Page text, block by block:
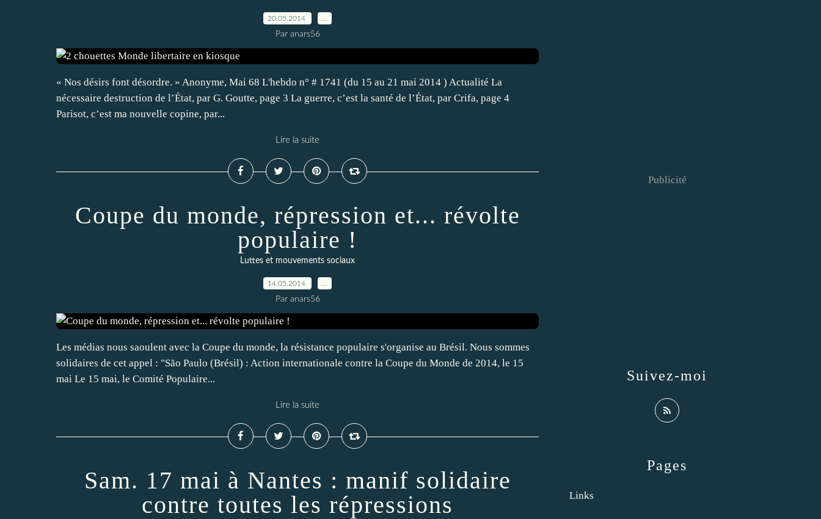
20.05.2014
Par anars56
« Nos désirs font désordre. » Anonyme, Mai 68 L'hebdo n° # 1741 (du 15 au 21 mai 2014 ) Actualité La
nécessaire destruction de l’État, par G. Goutte, page 3 La guerre, c’est la santé de l’État, par Crifa, page 4
Parisot, c’est ma nouvelle copine, par...
Lire la suite
Coupe du monde, répression et... révolte
populaire !
Luttes et mouvements sociaux
14.05.2014
Par anars56
Les médias nous saoulent avec la Coupe du monde, la résistance populaire s'organise au Brésil. Nous sommes
solidaires de cet appel : "São Paulo (Brésil) : Action internationale contre la Coupe du Monde de 2014, le 15
mai Le 15 mai, le Comité Populaire...
Lire la suite
Sam. 17 mai à Nantes : manif solidaire
contre toutes les répressions
Pages
Links
Suivez-moi
Publicité